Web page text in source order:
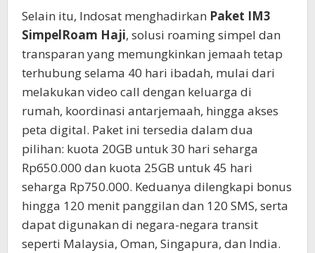
Selain itu, Indosat menghadirkan Paket IM3
SimpelRoam Haji, solusi roaming simpel dan
transparan yang memungkinkan jemaah tetap
terhubung selama 40 hari ibadah, mulai dari
melakukan video call dengan keluarga di
rumah, koordinasi antarjemaah, hingga akses
peta digital. Paket ini tersedia dalam dua
pilihan: kuota 20GB untuk 30 hari seharga
Rp650.000 dan kuota 25GB untuk 45 hari
seharga Rp750.000. Keduanya dilengkapi bonus
hingga 120 menit panggilan dan 120 SMS, serta
dapat digunakan di negara-negara transit
seperti Malaysia, Oman, Singapura, dan India.